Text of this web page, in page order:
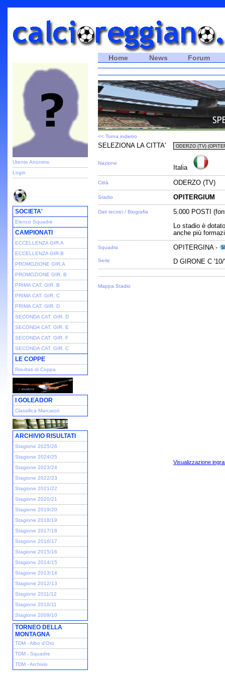
Utente Anonimo
Login
SOCIETA'
Elenco Squadre
CAMPIONATI
ECCELLENZA GIR.A
ECCELLENZA GIR.B
PROMOZIONE GIR.A
PROMOZIONE GIR. B
PRIMA CAT. GIR. B
PRIMA CAT. GIR. C
PRIMA CAT. GIR. D
SECONDA CAT. GIR. D
SECONDA CAT. GIR. E
SECONDA CAT. GIR. F
SECONDA CAT. GIR. C
LE COPPE
Risultati di Coppa
I GOLEADOR
Classifica Marcatori
ARCHIVIO RISULTATI
Stagione 2025/26
Stagione 2024/25
Stagione 2023/24
Stagione 2022/23
Stagione 2021/22
Stagione 2020/21
Stagione 2019/20
Stagione 2018/19
Stagione 2017/18
Stagione 2016/17
Stagione 2015/16
Stagione 2014/15
Stagione 2013/14
Stagione 2012/13
Stagione 2011/12
Stagione 2010/11
Stagione 2009/10
TORNEO DELLA
MONTAGNA
TDM - Albo d'Oro
TDM - Squadre
TDM - Archivio
Home News Forum
<< Torna indietro
SELEZIONA LA CITTA'
Nazione
Italia
Città ODERZO (TV)
Stadio OPITERGIUM
Dati tecnici / Biografia
5.000 POSTI
Lo stadio è
anche più
Squadra
Serie
OPITERGINA -
D GIRONE C '10/
Mappa Stadio
Visualizzazione